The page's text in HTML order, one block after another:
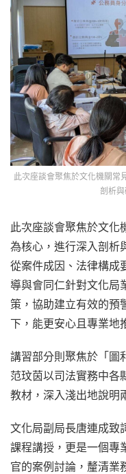
此次座談會聚焦於文化機關常
剖析
此次座談會聚焦於文化
為核心，進行深入剖析
從案件成因、法律構成
導與會同仁針對文化局
策，協助建立有效的預
下，能更安心且專業地
講習部分則聚焦於「圖
范玟茵以司法實務中各
教材，深入淺出地說明
文化局副局長唐連成致
課程講授，更是一個專
官的案例討論，釐清業